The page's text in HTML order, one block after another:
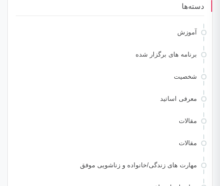
دسته‌ها
آموزش
برنامه های برگزار شده
شخصیت
معرفی اساتید
مقالات
مقالات
مهارت های زندگی/خانواده و زناشویی موفق